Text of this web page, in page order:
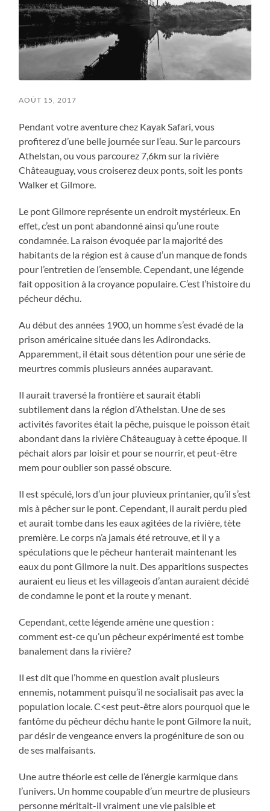
AOÛT 15, 2017
Pendant votre aventure chez Kayak Safari, vous
profiterez d’une belle journée sur l’eau. Sur le parcours
Athelstan, ou vous parcourez 7,6km sur la rivière
Châteauguay, vous croiserez deux ponts, soit les ponts
Walker et Gilmore.
Le pont Gilmore représente un endroit mystérieux. En
effet, c’est un pont abandonné ainsi qu’une route
condamnée. La raison évoquée par la majorité des
habitants de la région est à cause d’un manque de fonds
pour l’entretien de l’ensemble. Cependant, une légende
fait opposition à la croyance populaire. C’est l’histoire du
pécheur déchu.
Au début des années 1900, un homme s’est évadé de la
prison américaine située dans les Adirondacks.
Apparemment, il était sous détention pour une série de
meurtres commis plusieurs années auparavant.
Il aurait traversé la frontière et saurait établi
subtilement dans la région d’Athelstan. Une de ses
activités favorites était la pêche, puisque le poisson était
abondant dans la rivière Châteauguay à cette époque. Il
péchait alors par loisir et pour se nourrir, et peut-être
mem pour oublier son passé obscure.
Il est spéculé, lors d’un jour pluvieux printanier, qu’il s’est
mis à pêcher sur le pont. Cependant, il aurait perdu pied
et aurait tombe dans les eaux agitées de la rivière, tète
première. Le corps n’a jamais été retrouve, et il y a
spéculations que le pêcheur hanterait maintenant les
eaux du pont Gilmore la nuit. Des apparitions suspectes
auraient eu lieus et les villageois d’antan auraient décidé
de condamne le pont et la route y menant.
Cependant, cette légende amène une question :
comment est-ce qu’un pêcheur expérimenté est tombe
banalement dans la rivière?
Il est dit que l’homme en question avait plusieurs
ennemis, notamment puisqu’il ne socialisait pas avec la
population locale. C<est peut-être alors pourquoi que le
fantôme du pêcheur déchu hante le pont Gilmore la nuit,
par désir de vengeance envers la progéniture de son ou
de ses malfaisants.
Une autre théorie est celle de l’énergie karmique dans
l’univers. Un homme coupable d’un meurtre de plusieurs
personne méritait-il vraiment une vie paisible et